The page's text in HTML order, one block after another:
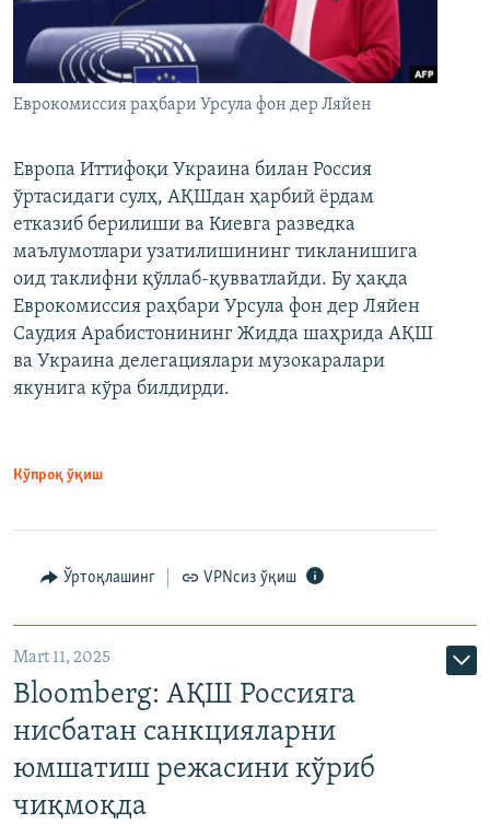
Еврокомиссия раҳбари Урсула фон дер Ляйен
Европа Иттифоқи Украина билан Россия
ўртасидаги сулҳ, АҚШдан ҳарбий ёрдам
етказиб берилиши ва Киевга разведка
маълумотлари узатилишининг тикланишига
оид таклифни қўллаб-қувватлайди. Бу ҳақда
Еврокомиссия раҳбари Урсула фон дер Ляйен
Саудия Арабистонининг Жидда шаҳрида АҚШ
ва Украина делегациялари музокаралари
якунига кўра билдирди.
Кўпроқ ўқиш
Ўртоқлашинг VPNсиз ўқиш
Mart 11, 2025
Bloomberg: АҚШ Россияга
нисбатан санкцияларни
юмшатиш режасини кўриб
чиқмоқда